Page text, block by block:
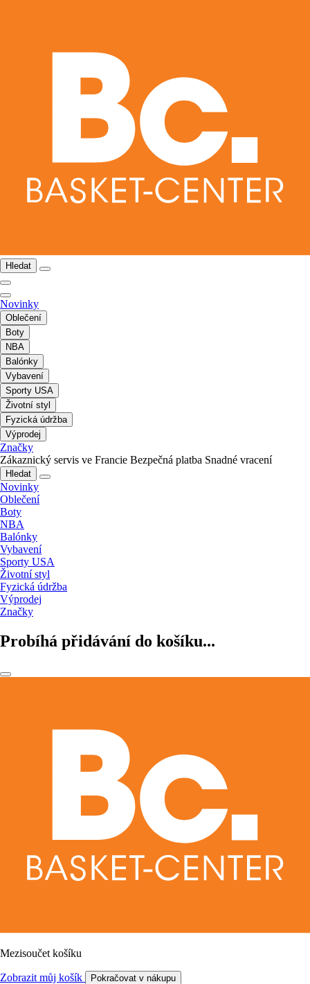
Hledat
Novinky
Oblečení
Boty
NBA
Balónky
Vybavení
Sporty USA
Životní styl
Fyzická údržba
Výprodej
Značky
Zákaznický servis ve Francie Bezpečná platba Snadné vracení
Hledat
Novinky
Oblečení
Boty
NBA
Balónky
Vybavení
Sporty USA
Životní styl
Fyzická údržba
Výprodej
Značky
Probíhá přidávání do košíku...
Mezisoučet košíku
Zobrazit můj košík Pokračovat v nákupu